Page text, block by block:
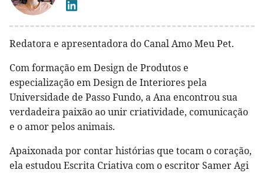
Redatora e apresentadora do Canal Amo Meu Pet.
Com formação em Design de Produtos e
especialização em Design de Interiores pela
Universidade de Passo Fundo, a Ana encontrou sua
verdadeira paixão ao unir criatividade, comunicação
e o amor pelos animais.
Apaixonada por contar histórias que tocam o coração,
ela estudou Escrita Criativa com o escritor Samer Agi